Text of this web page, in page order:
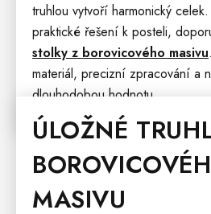
ÚLOŽNÉ
MASIVU
truhlou vytvoří harmonický
praktické řešení k posteli,
stolky z borovicového masivu
materiál, precizní zpracování a
dlouhodobou hodnotu.